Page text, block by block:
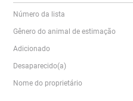
Número da lista
Gênero do animal de estimação
Adicionado
Desaparecido(a)
Nome do proprietário